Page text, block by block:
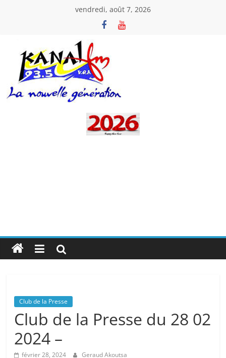
vendredi, août 7, 2026
Kanal
Club de la Presse
Club de la Presse du 28 02
2024 –
février 28, 2024 Geraud Akoutsa